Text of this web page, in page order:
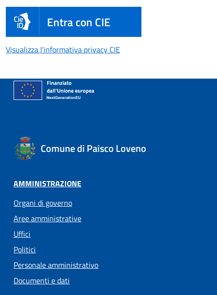
Entra con CIE
Visualizza l'informativa privacy CIEVisualizza l'informativa
Comune di Paisco Loveno
AMMINISTRAZIONE
Organi di governo
Aree amministrative
Uffici
Politici
Personale amministrativo
Documenti e dati